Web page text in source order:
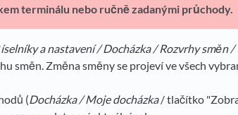
terminálu nebo ručně zadanými průchody.
a nastavení / Docházka / Rozvrhy směn
směn. Změna směny se projeví ve všech
(Docházka / Moje docházka/ tlačítko